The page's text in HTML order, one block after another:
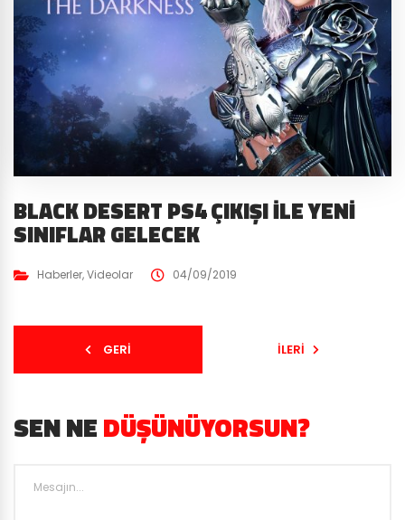
BLACK DESERT PS4 ÇIKIŞI İLE YENI
SINIFLAR GELECEK
Haberler,Videolar 04/09/2019
GERI İLERI
SEN NEDÜŞÜNÜYORSUN?